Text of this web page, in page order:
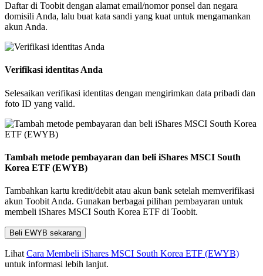
Daftar di Toobit dengan alamat email/nomor ponsel dan negara
domisili Anda, lalu buat kata sandi yang kuat untuk mengamankan
akun Anda.
Verifikasi identitas Anda
Selesaikan verifikasi identitas dengan mengirimkan data pribadi dan
foto ID yang valid.
Tambah metode pembayaran dan beli iShares MSCI South
Korea ETF (EWYB)
Tambahkan kartu kredit/debit atau akun bank setelah memverifikasi
akun Toobit Anda. Gunakan berbagai pilihan pembayaran untuk
membeli iShares MSCI South Korea ETF di Toobit.
Beli EWYB sekarang
Lihat Cara Membeli iShares MSCI South Korea ETF (EWYB)
untuk informasi lebih lanjut.